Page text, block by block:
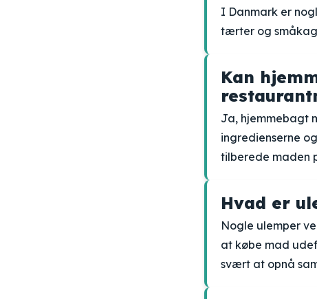
I Danmark er
tærter og
Kan
Ja, hjemmebagt
ingredienserne
tilberede maden
Hvad er
Nogle ulemper
at købe mad
svært at opnå